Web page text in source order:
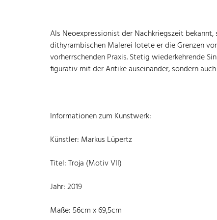
Als Neoexpressionist der Nachkriegszeit
dithyrambischen Malerei lotete er die Grenzen
vorherrschenden Praxis. Stetig wiederkehrende
figurativ mit der Antike auseinander, sondern
Informationen zum Kunstwerk:
Künstler: Markus Lüpertz
Titel: Troja (Motiv VII)
Jahr: 2019
Maße: 56cm x 69,5cm